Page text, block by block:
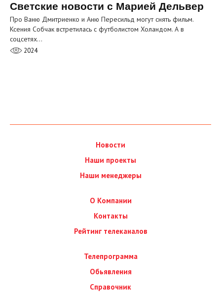
Светские новости с Марией Дельвер
Про Ваню Дмитриенко и Аню Пересильд могут снять фильм.
Ксения Собчак встретилась с футболистом Холандом. А в
соцсетях…
2024
Новости
Наши проекты
Наши менеджеры
О Компании
Контакты
Рейтинг телеканалов
Телепрограмма
Обьявления
Справочник